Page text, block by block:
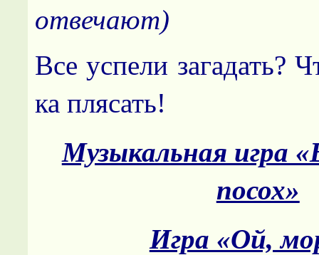
отвечают)
Все успели загадать?
ка плясать!
Музыкальная игра
посох»
Игра «Ой,